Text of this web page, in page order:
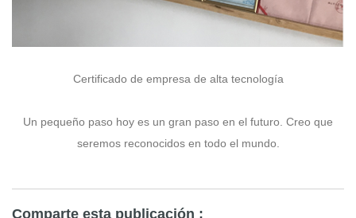
Certificado de empresa de alta tecnología
Un pequeño paso hoy es un gran paso en el futuro. Creo que
seremos reconocidos en todo el mundo.
Comparte esta publicación :